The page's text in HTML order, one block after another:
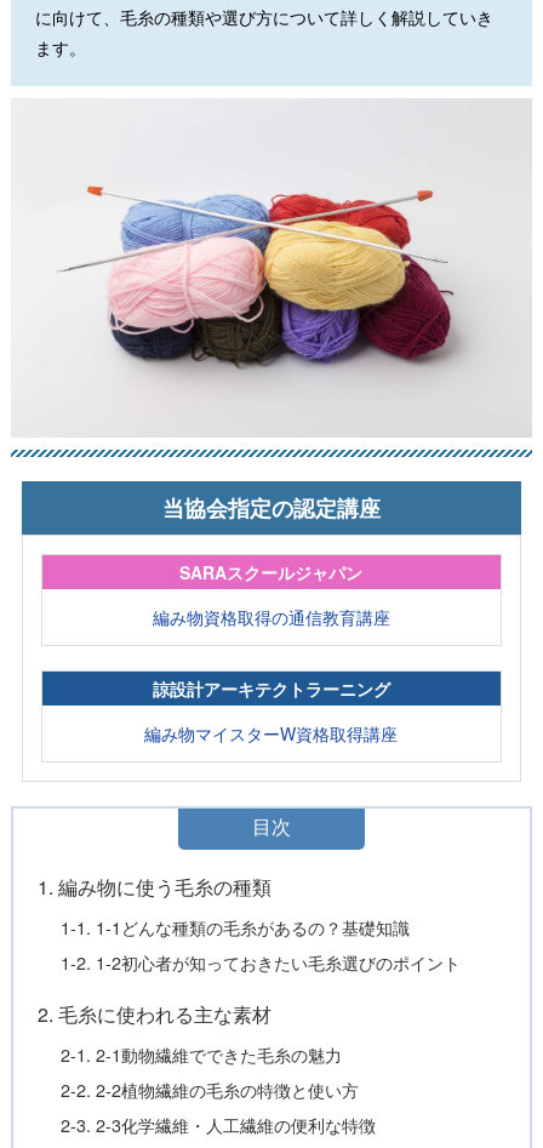
に向けて、毛糸の種類や選び方について詳しく解説していき
ます。
当協会指定の認定講座
SARAスクールジャパン
編み物資格取得の通信教育講座
諒設計アーキテクトラーニング
編み物マイスターW資格取得講座
目次
1. 編み物に使う毛糸の種類
1-1. 1-1どんな種類の毛糸があるの？基礎知識
1-2. 1-2初心者が知っておきたい毛糸選びのポイント
2. 毛糸に使われる主な素材
2-1. 2-1動物繊維でできた毛糸の魅力
2-2. 2-2植物繊維の毛糸の特徴と使い方
2-3. 2-3化学繊維・人工繊維の便利な特徴